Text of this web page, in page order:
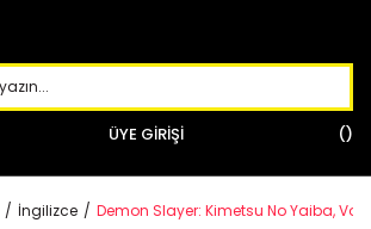
ÜYE GİRİŞİ
İngilizce Demon Slayer: Kimetsu No Yaiba, Vol.